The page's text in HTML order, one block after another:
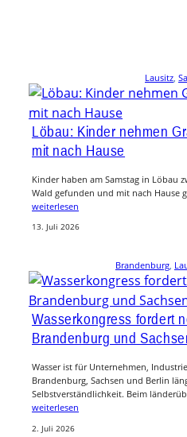
Lausitz
Löbau: Kinder nehmen
mit nach Hause
Kinder haben am Samstag in Löbau
Wald gefunden und mit nach Hause
weiterlesen
13. Juli 2026
Brandenburg,
Wasserkongress fordert
Brandenburg und
Wasser ist für Unternehmen,
Brandenburg, Sachsen und Berlin
Selbstverständlichkeit. Beim
weiterlesen
2. Juli 2026